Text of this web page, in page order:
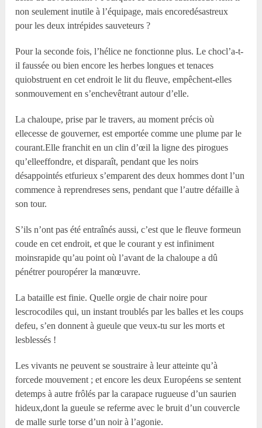
non seulement inutile à l’équipage, mais encoredésastreux
pour les deux intrépides sauveteurs ?
Pour la seconde fois, l’hélice ne fonctionne plus. Le chocl’a-t-
il faussée ou bien encore les herbes longues et tenaces
quiobstruent en cet endroit le lit du fleuve, empêchent-elles
sonmouvement en s’enchevêtrant autour d’elle.
La chaloupe, prise par le travers, au moment précis où
ellecesse de gouverner, est emportée comme une plume par le
courant.Elle franchit en un clin d’œil la ligne des pirogues
qu’elleeffondre, et disparaît, pendant que les noirs
désappointés etfurieux s’emparent des deux hommes dont l’un
commence à reprendreses sens, pendant que l’autre défaille à
son tour.
S’ils n’ont pas été entraînés aussi, c’est que le fleuve formeun
coude en cet endroit, et que le courant y est infiniment
moinsrapide qu’au point où l’avant de la chaloupe a dû
pénétrer pouropérer la manœuvre.
La bataille est finie. Quelle orgie de chair noire pour
lescrocodiles qui, un instant troublés par les balles et les coups
defeu, s’en donnent à gueule que veux-tu sur les morts et
lesblessés !
Les vivants ne peuvent se soustraire à leur atteinte qu’à
forcede mouvement ; et encore les deux Européens se sentent
detemps à autre frôlés par la carapace rugueuse d’un saurien
hideux,dont la gueule se referme avec le bruit d’un couvercle
de malle surle torse d’un noir à l’agonie.